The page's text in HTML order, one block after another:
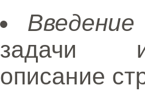
Введение
задачи
описание